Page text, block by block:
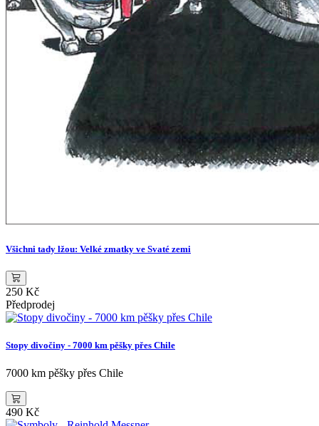
Všichni tady lžou: Velké zmatky ve Svaté zemi
250 Kč
Předprodej
Stopy divočiny - 7000 km pěšky přes Chile
7000 km pěšky přes Chile
490 Kč